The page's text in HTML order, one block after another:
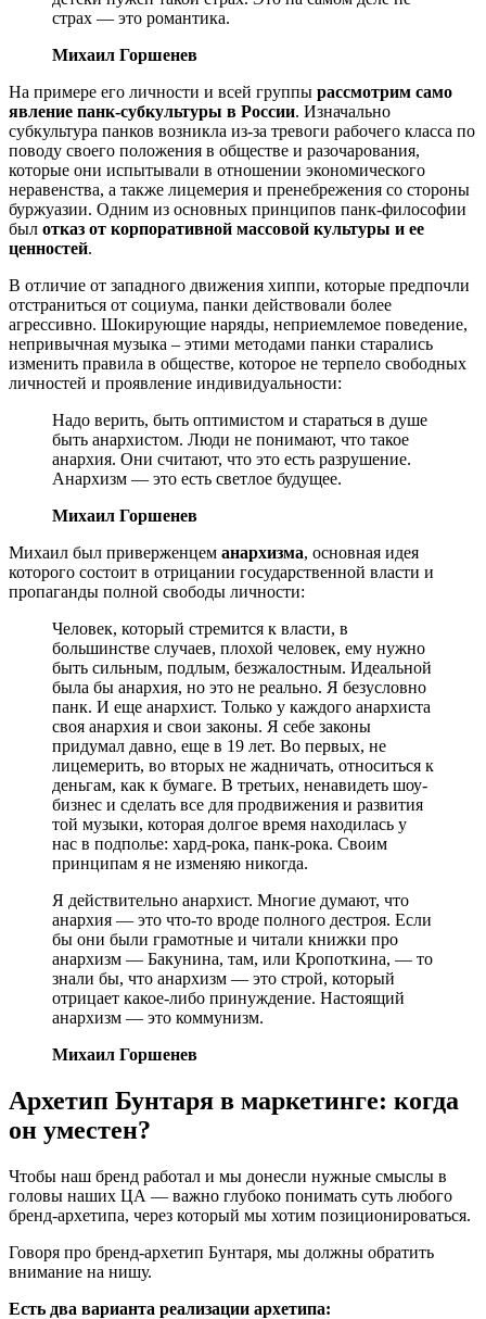
страх — это романтика.
Михаил Горшенев
На примере его личности и всей группы рассмотрим само
явление панк-субкультуры в России. Изначально
субкультура панков возникла из-за тревоги рабочего класса по
поводу своего положения в обществе и разочарования,
которые они испытывали в отношении экономического
неравенства, а также лицемерия и пренебрежения со стороны
буржуазии. Одним из основных принципов панк-философии
был отказ от корпоративной массовой культуры и ее
ценностей.
В отличие от западного движения хиппи, которые предпочли
отстраниться от социума, панки действовали более
агрессивно. Шокирующие наряды, неприемлемое поведение,
непривычная музыка – этими методами панки старались
изменить правила в обществе, которое не терпело свободных
личностей и проявление индивидуальности:
Надо верить, быть оптимистом и стараться в душе
быть анархистом. Люди не понимают, что такое
анархия. Они считают, что это есть разрушение.
Анархизм — это есть светлое будущее.
Михаил Горшенев
Михаил был приверженцем анархизма, основная идея
которого состоит в отрицании государственной власти и
пропаганды полной свободы личности:
Человек, который стремится к власти, в
большинстве случаев, плохой человек, ему нужно
быть сильным, подлым, безжалостным. Идеальной
была бы анархия, но это не реально. Я безусловно
панк. И еще анархист. Только у каждого анархиста
своя анархия и свои законы. Я себе законы
придумал давно, еще в 19 лет. Во первых, не
лицемерить, во вторых не жадничать, относиться к
деньгам, как к бумаге. В третьих, ненавидеть шоу-
бизнес и сделать все для продвижения и развития
той музыки, которая долгое время находилась у
нас в подполье: хард-рока, панк-рока. Своим
принципам я не изменяю никогда.
Я действительно анархист. Многие думают, что
анархия — это что-то вроде полного дестроя. Если
бы они были грамотные и читали книжки про
анархизм — Бакунина, там, или Кропоткина, — то
знали бы, что анархизм — это строй, который
отрицает какое-либо принуждение. Настоящий
анархизм — это коммунизм.
Михаил Горшенев
Архетип Бунтаря в маркетинге: когда
он уместен?
Чтобы наш бренд работал и мы донесли нужные смыслы в
головы наших ЦА — важно глубоко понимать суть любого
бренд-архетипа, через который мы хотим позиционироваться.
Говоря про бренд-архетип Бунтаря, мы должны обратить
внимание на нишу.
Есть два варианта реализации архетипа: